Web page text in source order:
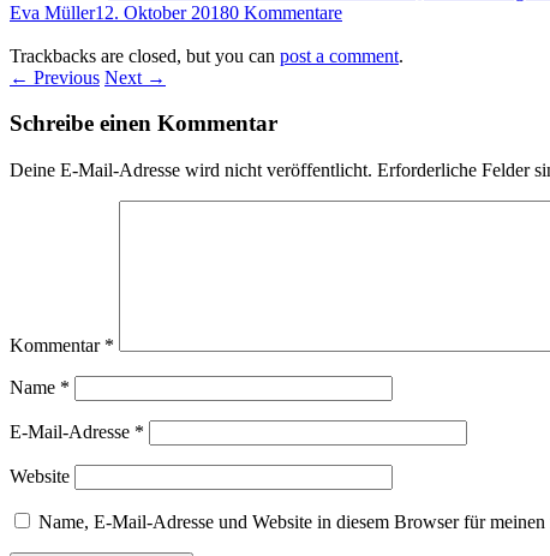
Eva Müller12. Oktober 20180 Kommentare
Trackbacks are closed, but you can post a comment.
← Previous Next →
Schreibe einen Kommentar
Deine E-Mail-Adresse wird nicht veröffentlicht. Erforderliche Felder
Kommentar *
Name *
E-Mail-Adresse *
Website
Name, E-Mail-Adresse und Website in diesem Browser für meinen